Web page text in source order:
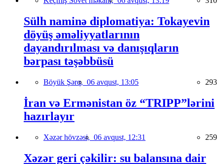
Sülh naminə diplomatiya: Tokayevin
döyüş əməliyyatlarının
dayandırılması və danışıqların
bərpası təşəbbüsü
Böyük Şərq, 06 avqust, 13:05 293
İran və Ermənistan öz “TRIPP”lərini
hazırlayır
Xəzər hövzəsi, 06 avqust, 12:31 259
Xəzər geri çəkilir: su balansına dair